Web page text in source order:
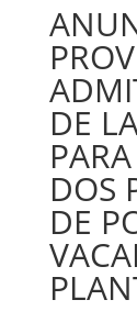
DE
DOS
DE